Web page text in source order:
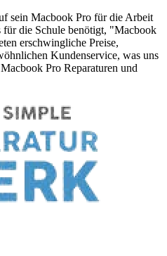
sein Macbook Pro für die Arbeit
für die Schule benötigt, "Macbook
erschwingliche Preise,
Kundenservice, was uns
Pro Reparaturen und